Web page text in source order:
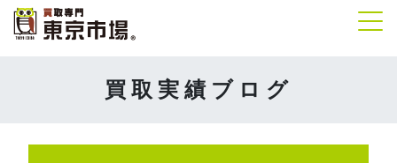
買取実績ブログ